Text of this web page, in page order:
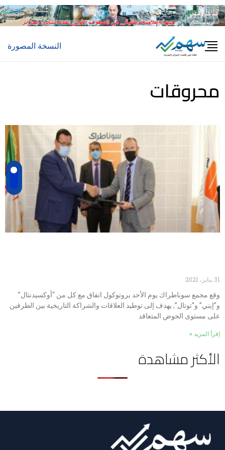
النسخة المصورة
محروقات
31 يناير، 2021
وقع مجمع سوناطراك يوم الأحد بروتوكول اتفاق مع كل من “أوكسيدنتال”
و”إيني” و”توتال”, يهدف إلى توطيد العلاقات والشراكة التاريخية بين الطرفين
على مستوى الحوض المتعاقد
إقرأ المزيد »
الأكثر مشاهدة